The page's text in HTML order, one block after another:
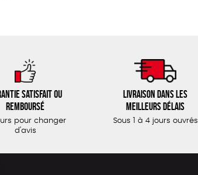
satisfait ou
remboursé
pour changer
d'avis
Livraison dans les
meilleurs délais
Sous 1 à 4 jours ouvrés